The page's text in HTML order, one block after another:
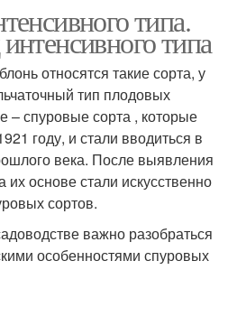
типа.
типа
относятся такие сорта, у
тип плодовых
– спуровые сорта , которые
году, и стали вводиться в
века. После выявления
основе стали искусственно
сортов.
важно разобраться
особенностями спуровых